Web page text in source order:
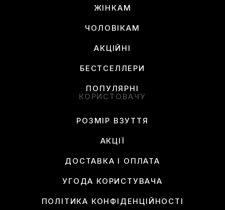
ЖІНКАМ
ЧОЛОВІКАМ
АКЦІЙНІ
БЕСТСЕЛЛЕРИ
ПОПУЛЯРНІ
КОРИСТОВАЧУ
РОЗМІР ВЗУТТЯ
АКЦІЇ
ДОСТАВКА І ОПЛАТА
УГОДА КОРИСТУВАЧА
ПОЛІТИКА КОНФІДЕНЦІЙНОСТІ